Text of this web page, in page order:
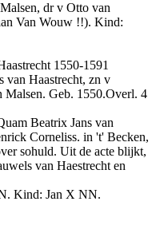
dr v Otto van
Van Wouw !!). Kind:
1550-1591
van Haastrecht, zn v
Malsen. Geb. 1550.Overl. 4
Beatrix Jans van
Corneliss. in 't' Becken,
sohuld. Uit de acte blijkt,
van Haestrecht en
Kind: Jan X NN.